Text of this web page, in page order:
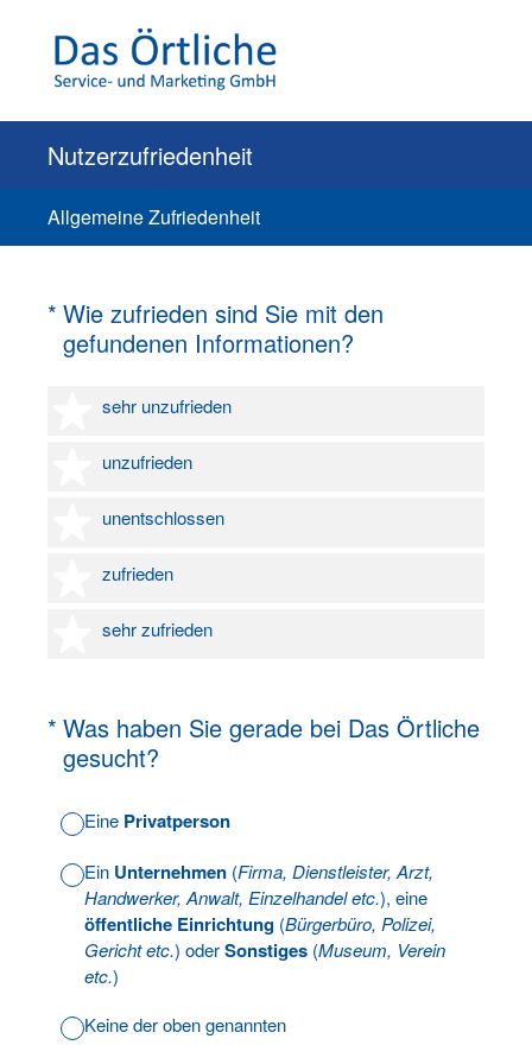
Nutzerzufriedenheit
Allgemeine Zufriedenheit
* Wie zufrieden sind Sie mit den
gefundenen Informationen?
(Erforderlich.)
sehr unzufrieden
1 Stern
unzufrieden
2 Sterne
unentschlossen
3 Sterne
zufrieden
4 Sterne
sehr zufrieden
5 Sterne
* Was haben Sie gerade bei Das Örtliche
gesucht?
(Erforderlich.)
Eine Privatperson
Ein Unternehmen (Firma, Dienstleister, Arzt,
Handwerker, Anwalt, Einzelhandel etc.), eine
öffentliche Einrichtung (Bürgerbüro, Polizei,
Gericht etc.) oderSonstiges (Museum, Verein
etc.)
Keine der oben genannten